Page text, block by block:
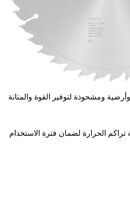
القوة والمتانة
فترة الاستخدام